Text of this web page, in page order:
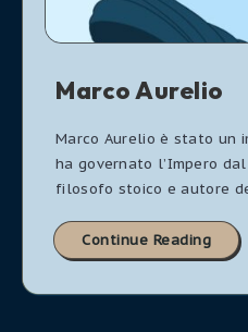
Marco Aurelio
Marco Aurelio è stato un
ha governato l’Impero
filosofo stoico e autore
Continue Reading